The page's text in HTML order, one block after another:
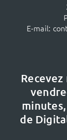
E-mail:
de